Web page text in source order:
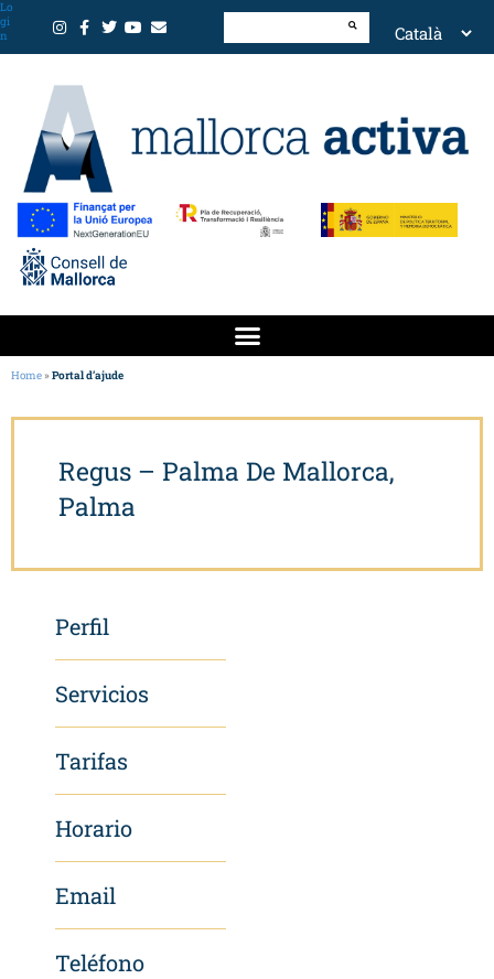
Lo
gi
n
Home»Portal d’ajude
Regus – Palma De Mallorca,
Palma
Perfil
Servicios
Tarifas
Horario
Email
Teléfono